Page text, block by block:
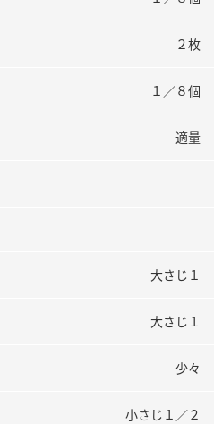
２枚
１／８個
適量
大さじ１
大さじ１
少々
小さじ１／２